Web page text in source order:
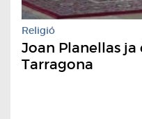
Religió
Joan Planellas
Tarragona